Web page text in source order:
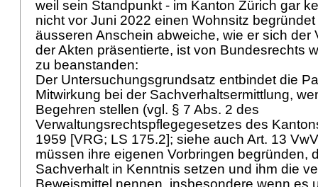
weil sein Standpunkt - im Kanton Zürich gar
nicht vor Juni 2022 einen Wohnsitz
äusseren Anschein abweiche, wie er sich der
der Akten präsentierte, ist von Bundesrechts
zu beanstanden:
Der Untersuchungsgrundsatz entbindet die
Mitwirkung bei der Sachverhaltsermittlung,
Begehren stellen (vgl. § 7 Abs. 2 des
Verwaltungsrechtspflegegesetzes des
1959 [VRG; LS 175.2]; siehe auch Art. 13
müssen ihre eigenen Vorbringen begründen,
Sachverhalt in Kenntnis setzen und ihm die
Beweismittel nennen, insbesondere wenn es